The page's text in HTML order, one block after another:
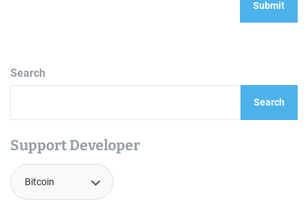
Search
Search
Support Developer